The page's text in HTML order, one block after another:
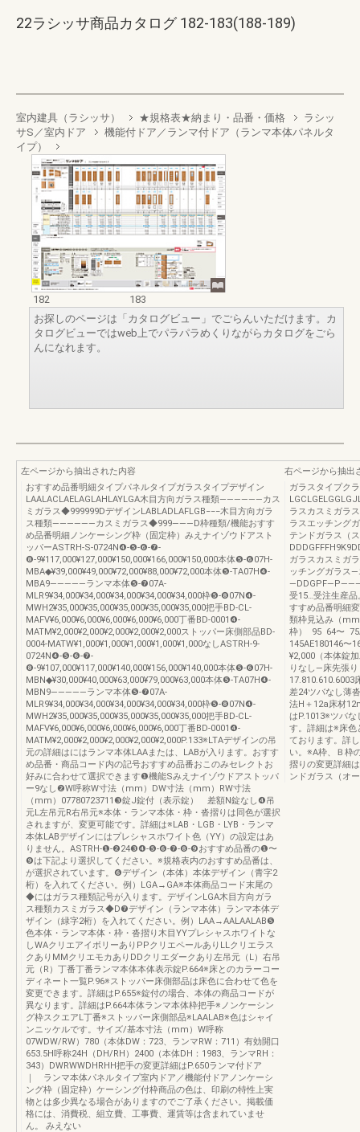
22ラシッサ商品カタログ 182-183(188-189)
室内建具（ラシッサ） ★規格表★納まり・品番・価格
ラシッ
サS／室内ドア
機能付ドア／ランマ付ドア（ランマ本体パネルタ
イプ）
182
183
お探しのページは「カタログビュー」でごらんいただけます。カ
タログビューではweb上でパラパラめくりながらカタログをごら
んになれます。
左ページから抽出された内容
おすすめ品番明細タイプパネルタイプガラスタイプデザイン
LAALACLAELAGLAHLAYLGA木目方向ガラス種類――――――カス
ミガラス◆999999DデザインLABLADLAFLGB−−−木目方向ガラ
ス種類――――――カスミガラス◆999―――D枠種類/機能おすす
め品番明細ノンケーシング枠（固定枠）みえナイゾウドアスト
ッパーASTRH-S-0724N❹-❺-❻-❼-
❽-9¥117,000¥127,000¥150,000¥166,000¥150,000本体❺-❻07H-
MBA◆¥39,000¥49,000¥72,000¥88,000¥72,000本体❺-TA07H❹-
MBA9―――――ランマ本体❺-❼07A-
MLR9¥34,000¥34,000¥34,000¥34,000¥34,000枠❺-❽07N❹-
MWH2¥35,000¥35,000¥35,000¥35,000¥35,000把手BD-CL-
MAFV¥6,000¥6,000¥6,000¥6,000¥6,000丁番BD-0001❹-
MATM¥2,000¥2,000¥2,000¥2,000¥2,000ストッパー床側部品BD-
0004-MATW¥1,000¥1,000¥1,000¥1,000¥1,000なしASTRH-9-
0724N❹-❺-❻-❼-
❽-9¥107,000¥117,000¥140,000¥156,000¥140,000本体❺-❻07H-
MBN◆¥30,000¥40,000¥63,000¥79,000¥63,000本体❺-TA07H❹-
MBN9―――――ランマ本体❺-❼07A-
MLR9¥34,000¥34,000¥34,000¥34,000¥34,000枠❺-❽07N❹-
MWH2¥35,000¥35,000¥35,000¥35,000¥35,000把手BD-CL-
MAFV¥6,000¥6,000¥6,000¥6,000¥6,000丁番BD-0001❹-
MATM¥2,000¥2,000¥2,000¥2,000¥2,000P.133※LTAデザインの吊
元の詳細はにはランマ本体LAAまたは、LABが入ります。おすす
め品番・商品コード内の記号おすすめ品番おこのみセレクトお
好みに合わせて選択できます❶機能Sみえナイゾウドアストッパ
ー9なし❷W呼称W寸法（mm）DW寸法（mm）RW寸法
（mm）07780723711❸錠J錠付（表示錠） 差額N錠なし❹吊
元L左吊元R右吊元※本体・ランマ本体・枠・沓摺りは同色が選択
されますが、変更可能です。詳細は※LAB・LGB・LYB・ランマ
本体LABデザインにはプレシャスホワイト色（YY）の設定はあ
りません。ASTRH-❶-❷24❸❹-❺-❻-❼-❽-❾おすすめ品番の❶〜
❾は下記より選択してください。※規格表内のおすすめ品番は、
が選択されています。❻デザイン（本体）本体デザイン（青字2
桁）を入れてください。例）LGA→GA※本体商品コード末尾の
◆にはガラス種類記号が入ります。デザインLGA木目方向ガラ
ス種類カスミガラス◆D❼デザイン（ランマ本体）ランマ本体デ
ザイン（緑字2桁）を入れてください。例）LAA→AALAALAB❺
色本体・ランマ本体・枠・沓摺り木目YYプレシャスホワイトな
しWAクリエアイボリーありPPクリエペールありLLクリエラス
クありMMクリエモカありDDクリエダークあり左吊元（L）右吊
元（R）丁番丁番ランマ本体本体表示錠P.664※床とのカラーコー
ディネート一覧P.96※ストッパー床側部品は床色に合わせて色を
変更できます。詳細はP.655※錠付の場合、本体の商品コードが
異なります。詳細はP.664本体ランマ本体枠把手※ノンケーシン
グ枠スクエアL丁番※ストッパー床側部品※LAALAB※色はシャイ
ンニッケルです。サイズ/基本寸法（mm）W呼称
07WDW/RW）780（本体DW：723、ランマRW：711）有効開口
653.5H呼称24H（DH/RH）2400（本体DH：1983、ランマRH：
343）DWRWWDHRHH把手の変更詳細はP.650ランマ付ドア
｜ ランマ本体パネルタイプ室内ドア／機能付ドアノンケーシ
ング枠（固定枠）ケーシング付枠商品の色は、印刷の特性上実
物とは多少異なる場合がありますのでご了承ください。掲載価
格には、消費税、組立費、工事費、運賃等は含まれていませ
ん。 みえない
右ページから抽出
ガラスタイプク
ラスカスミガラ
ラスエッチング
テンドガラス（
ガラスカスミガ
ッチングガラス
受15…受注生産
すすめ品番明細
類枠見込み（
枠） 95 64〜
145AE180146〜
¥2,000（本体錠
りなし—床先張
差24ツバなし薄
法H＋12a床材
はP.1013※ツバ
す。詳細は※床色
ております。詳
い。※A枠、Ｂ枠
摺りの変更詳細
ンドガラス（オ